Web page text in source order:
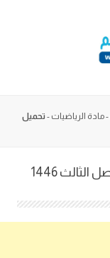
-مادة الرياضيات - تحميل
تحميل كتاب رياضيات ثاني متوسط الفصل الثالث 1446